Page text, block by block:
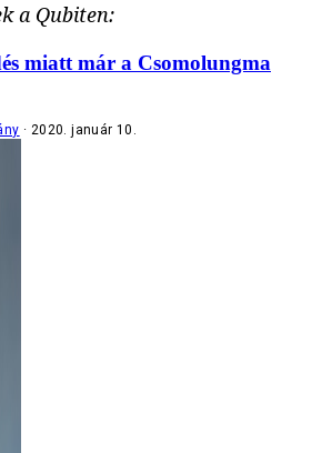
a Qubiten:
miatt már a Csomolungma
2020. január 10.